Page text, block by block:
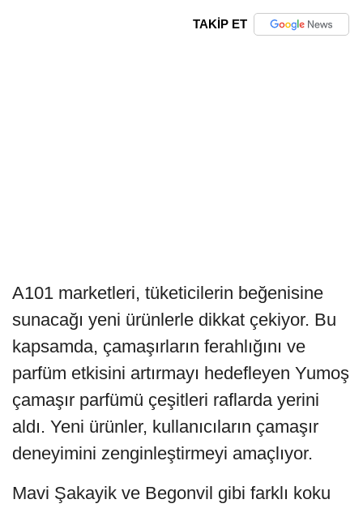
TAKİP ET
A101 marketleri, tüketicilerin beğenisine
sunacağı yeni ürünlerle dikkat çekiyor. Bu
kapsamda, çamaşırların ferahlığını ve
parfüm etkisini artırmayı hedefleyen Yumoş
çamaşır parfümü çeşitleri raflarda yerini
aldı. Yeni ürünler, kullanıcıların çamaşır
deneyimini zenginleştirmeyi amaçlıyor.
Mavi Şakayik ve Begonvil gibi farklı koku